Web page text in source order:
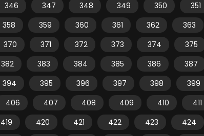
346
347 348 349 350 351
358
359 360 361 362 363
370
371 372 373 374 375
382
383 384 385 386 387
394
395 396 397 398 399
406
407 408 409 410 411
419
420 421 422 423 424